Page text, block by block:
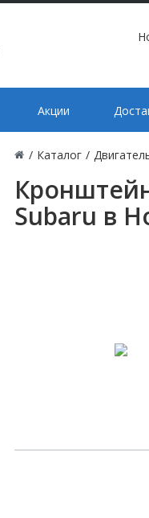
Акции
/ Каталог /
Subaru в